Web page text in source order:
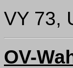
VY 73,
OV-